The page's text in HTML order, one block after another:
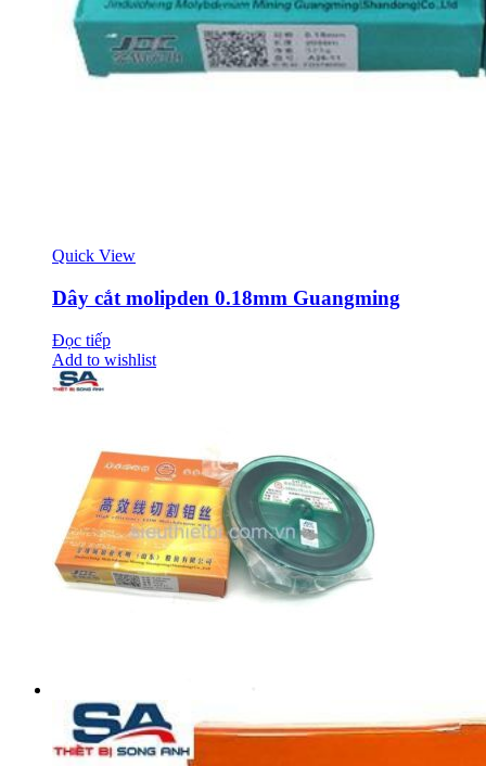
Quick View
Dây cắt molipden 0.18mm Guangming
Đọc tiếp
Add to wishlist